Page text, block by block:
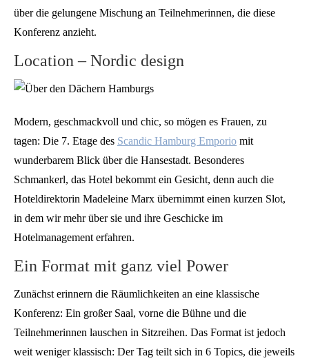
über die gelungene Mischung an Teilnehmerinnen, die diese
Konferenz anzieht.
Location – Nordic design
Modern, geschmackvoll und chic, so mögen es Frauen, zu
tagen: Die 7. Etage des Scandic Hamburg Emporio mit
wunderbarem Blick über die Hansestadt. Besonderes
Schmankerl, das Hotel bekommt ein Gesicht, denn auch die
Hoteldirektorin Madeleine Marx übernimmt einen kurzen Slot,
in dem wir mehr über sie und ihre Geschicke im
Hotelmanagement erfahren.
Ein Format mit ganz viel Power
Zunächst erinnern die Räumlichkeiten an eine klassische
Konferenz: Ein großer Saal, vorne die Bühne und die
Teilnehmerinnen lauschen in Sitzreihen. Das Format ist jedoch
weit weniger klassisch: Der Tag teilt sich in 6 Topics, die jeweils